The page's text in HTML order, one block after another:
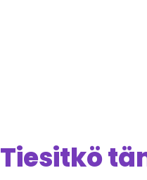
Tiesitkö